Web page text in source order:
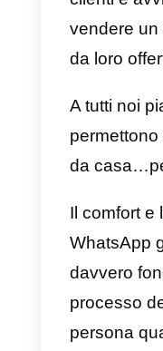
e
di
Le
un
clienti